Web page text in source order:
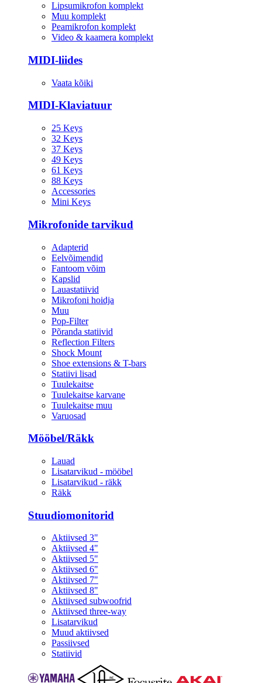
Lipsumikrofon komplekt
Muu komplekt
Peamikrofon komplekt
Video & kaamera komplekt
MIDI-liides
Vaata kõiki
MIDI-Klaviatuur
25 Keys
32 Keys
37 Keys
49 Keys
61 Keys
88 Keys
Accessories
Mini Keys
Mikrofonide tarvikud
Adapterid
Eelvõimendid
Fantoom võim
Kapslid
Lauastatiivid
Mikrofoni hoidja
Muu
Pop-Filter
Põranda statiivid
Reflection Filters
Shock Mount
Shoe extensions & T-bars
Statiivi lisad
Tuulekaitse
Tuulekaitse karvane
Tuulekaitse muu
Varuosad
Mööbel/Räkk
Lauad
Lisatarvikud - mööbel
Lisatarvikud - räkk
Räkk
Stuudiomonitorid
Aktiivsed 3"
Aktiivsed 4"
Aktiivsed 5"
Aktiivsed 6"
Aktiivsed 7"
Aktiivsed 8"
Aktiivsed subwoofrid
Aktiivsed three-way
Lisatarvikud
Muud aktiivsed
Passiivsed
Statiivid